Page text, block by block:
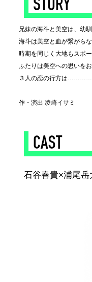
兄妹の海斗と美空は、幼
海斗は美空と血が繋がら
時期を同じく大地もスポ
ふたりは美空への思いを
３人の恋の行方は
作・演出 凌崎イサミ
石谷春貴×浦尾岳